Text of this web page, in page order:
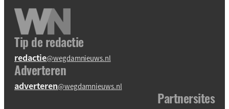
Tip de redactie
redactie@wegdamnieuws.nl
Adverteren
adverteren@wegdamnieuws.nl
Partnersites